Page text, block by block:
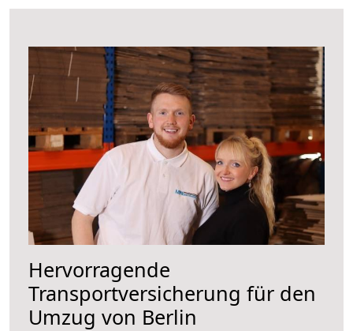
Hervorragende
Transportversicherung für den
Umzug von Berlin